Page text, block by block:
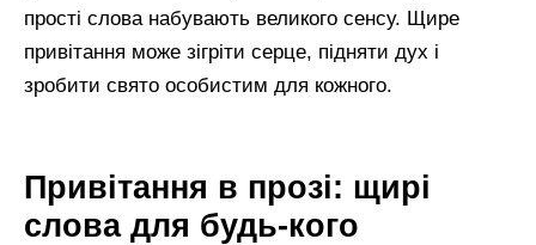
прості слова набувають великого сенсу. Щире
привітання може зігріти серце, підняти дух і
зробити свято особистим для кожного.
Привітання в прозі: щирі
слова для будь-кого